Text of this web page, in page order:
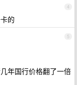
4
的
5
年国行价格翻了一倍